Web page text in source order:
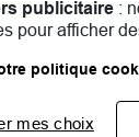
Les agences
publicitaire :
pour afficher
politique
mes choix